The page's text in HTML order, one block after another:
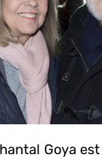
Goya